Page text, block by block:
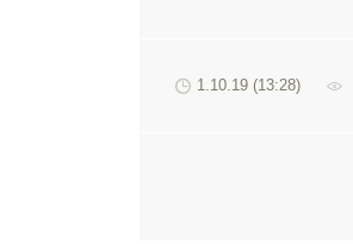
1.10.19 (13:28)